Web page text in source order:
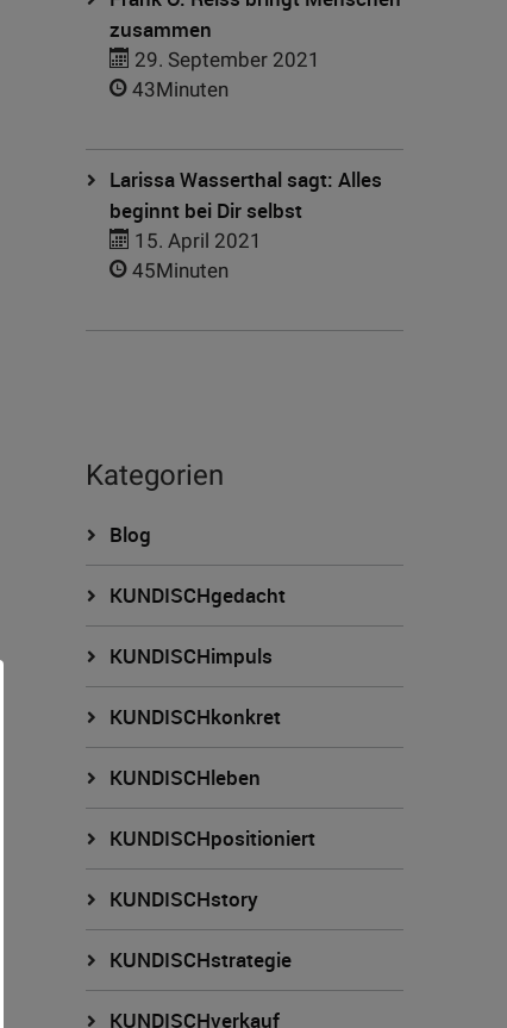
zusammen
29. September 2021
43Minuten
Larissa Wasserthal sagt: Alles
beginnt bei Dir selbst
15. April 2021
45Minuten
Kategorien
Blog
KUNDISCHgedacht
KUNDISCHimpuls
KUNDISCHkonkret
KUNDISCHleben
KUNDISCHpositioniert
KUNDISCHstory
KUNDISCHstrategie
KUNDISCHverkauf